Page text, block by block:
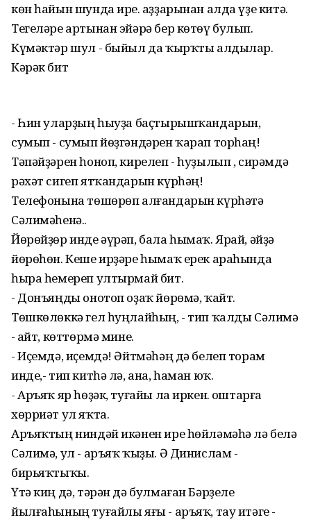
көн һайын шунда ире. Ҡаҙҙарынан алда үҙе китә.
Тегеләре артынан эйәрә бер көтөү булып.
Күмәктәр шул - быйыл да ҡырҡты алдылар.
Кәрәк бит
- Һин уларҙың һыуҙа баҫтырышҡандарын,
сумып - сумып йөҙгәндәрен ҡарап торһаң!
Тәпәйҙәрен һоноп, кирелеп - һуҙылып , сирәмдә
рәхәт сигеп ятҡандарын күрһәң!
Телефонына төшөрөп алғандарын күрһәтә
Сәлимәһенә..
Йөрөйҙөр инде әүрәп, бала һымаҡ. Ярай, әйҙә
йөрөһөн. Кеше ирҙәре һымаҡ ерек араһында
һыра һемереп ултырмай бит.
- Донъяңды онотоп оҙаҡ йөрөмә, ҡайт.
Төшкөлөккә гел һуңлайһың, - тип ҡалды Сәлимә
- Ҡайт, көттөрмә мине.
- Иҫемдә, иҫемдә! Әйтмәһәң дә белеп торам
инде,- тип китһә лә, ана, һаман юҡ.
- Аръяҡ яр һөҙәк, туғайы ла иркен. Ҡоштарға
хөрриәт ул яҡта.
Аръяҡтың ниндәй икәнен ире һөйләмәһә лә белә
Сәлимә, ул - аръяҡ ҡыҙы. Ә Динислам -
бирьяҡтыҡы.
Үтә киң дә, тәрән дә булмаған Бәрҙеле
йылғаһының туғайлы яғы - аръяҡ, тау итәге -